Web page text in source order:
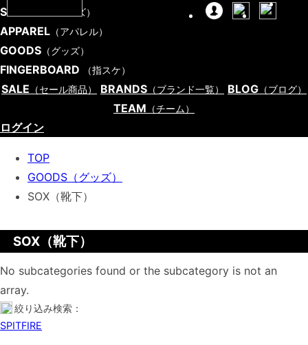
SHOES （シューズ）
APPAREL （アパレル）
GOODS （グッズ）
FINGERBOARD （指スケ）
SALE （セール商品） BRANDS （ブランド一覧） BLOG （ブログ）
TEAM （チーム）
ログイン
TOP
GOODS（グッズ）
SOX（靴下）
SOX（靴下）
No subcategories found or the subcategory is not an
array.
絞り込み検索：
SPITFIRE